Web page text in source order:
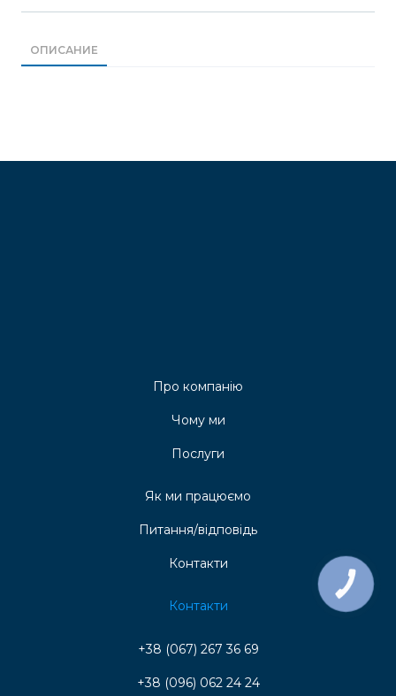
ОПИСАНИЕ
Про компанію
Чому ми
Послуги
Як ми працюємо
Питання/відповідь
Контакти
Контакти
+38 (067) 267 36 69
+38 (096) 062 24 24
КНОПКА
ЗВ'ЯЗКУ